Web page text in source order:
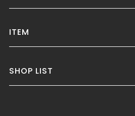
ITEM
SHOP LIST